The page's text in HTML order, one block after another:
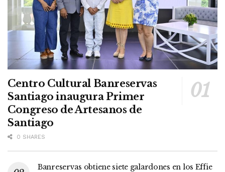
Centro Cultural Banreservas
Santiago inaugura Primer
Congreso de Artesanos de
Santiago
0 SHARES
Banreservas obtiene siete galardones en los Effie